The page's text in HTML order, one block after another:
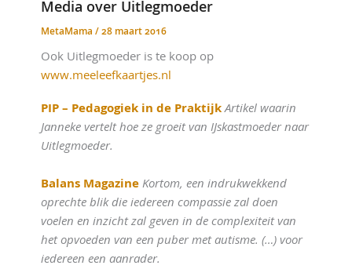
Media over Uitlegmoeder
MetaMama/28 maart 2016
Ook Uitlegmoeder is te koop op
www.meeleefkaartjes.nl
PIP – Pedagogiek in de Praktijk Artikel waarin
Janneke vertelt hoe ze groeit van IJskastmoeder naar
Uitlegmoeder.
Balans Magazine Kortom, een indrukwekkend
oprechte blik die iedereen compassie zal doen
voelen en inzicht zal geven in de complexiteit van
het opvoeden van een puber met autisme. (…) voor
iedereen een aanrader.